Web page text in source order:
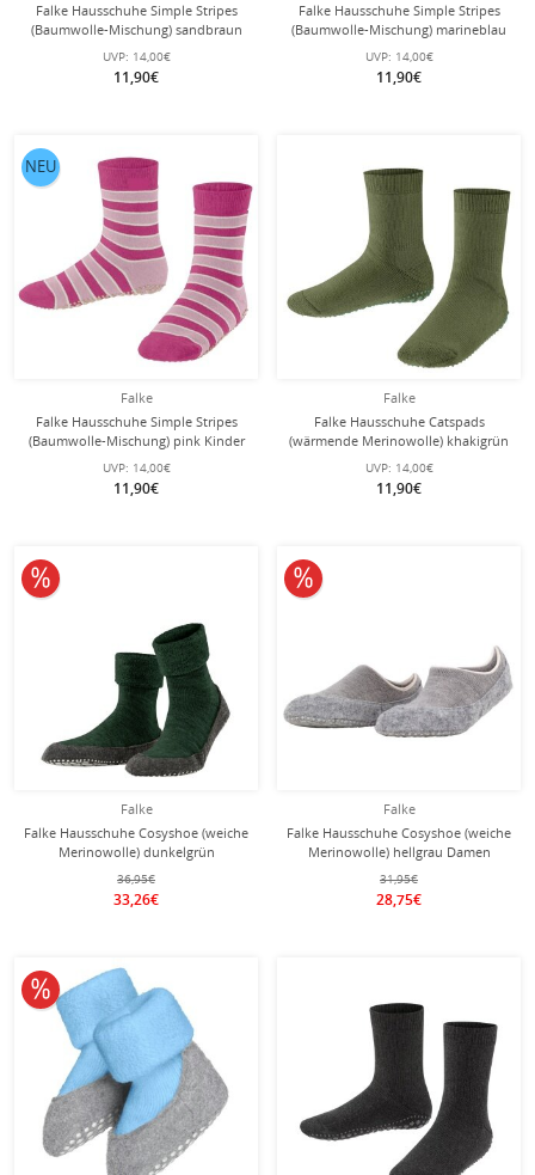
Falke Hausschuhe Simple Stripes
(Baumwolle-Mischung) sandbraun
Kinder
UVP: 14,00€
11,90€
Falke Hausschuhe Simple Stripes
(Baumwolle-Mischung) marineblau
Kinder
UVP: 14,00€
11,90€
Falke
Falke Hausschuhe Simple Stripes
(Baumwolle-Mischung) pink Kinder
UVP: 14,00€
11,90€
NEU
Falke
Falke Hausschuhe Catspads
(wärmende Merinowolle) khakigrün
Kinder
UVP: 14,00€
11,90€
Falke
Falke Hausschuhe Cosyshoe (weiche
Merinowolle) dunkelgrün
Damen/Herren
36,95€
33,26€
10% reduziert
Falke
Falke Hausschuhe Cosyshoe (weiche
Merinowolle) hellgrau Damen
31,95€
28,75€
10% reduziert
10% reduziert